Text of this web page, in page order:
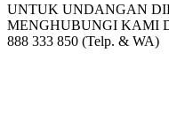
UNTUK UNDANGAN
MENGHUBUNGI KAMI
888 333 850 (Telp. & WA)